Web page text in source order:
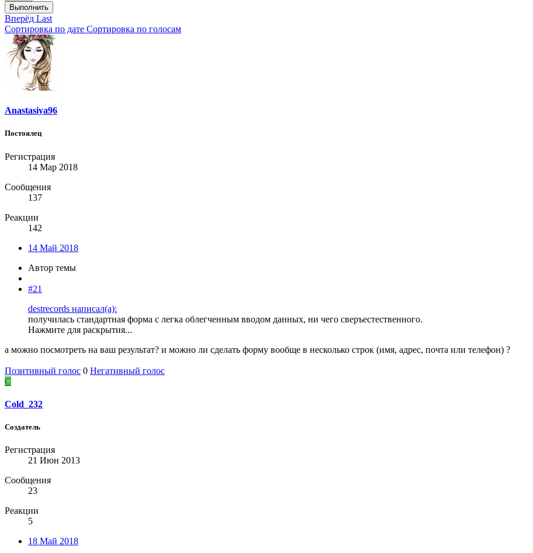
Выполнить
Вперёд Last
Сортировка по дате Сортировка по голосам
Anastasiya96
Постоялец
Регистрация
14 Мар 2018
Сообщения
137
Реакции
142
14 Май 2018
Автор темы
#21
destrecords написал(а):
получилась стандартная форма с легка облегченным вводом данных, ни чего сверъестественного.
Нажмите для раскрытия...
а можно посмотреть на ваш результат? и можно ли сделать форму вообще в несколько строк (имя, адрес, почта или телефон) ?
Позитивный голос 0 Негативный голос
C
Cold_232
Создатель
Регистрация
21 Июн 2013
Сообщения
23
Реакции
5
18 Май 2018